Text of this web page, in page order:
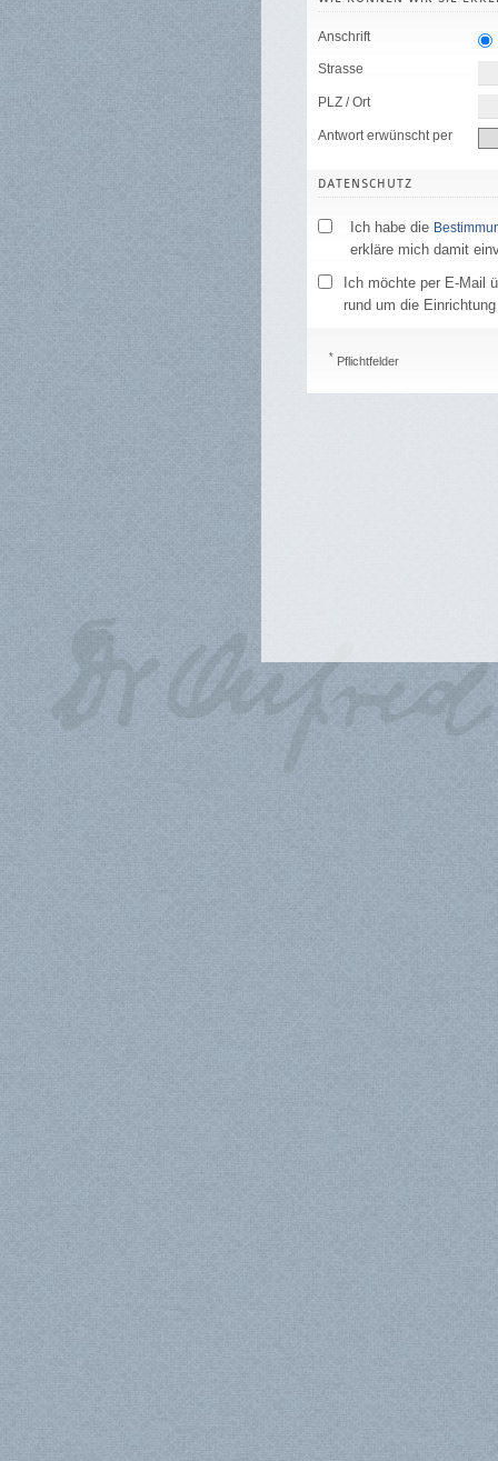
Anschrift
Strasse
PLZ / Ort
Antwort erwünscht per
DATENSCHUTZ
Ich habe die
erkläre mich damit
Ich möchte per E-Mail
rund um die
* Pflichtfelder